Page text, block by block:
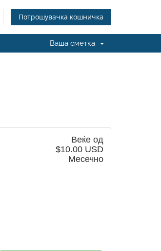
Потрошувачка кошничка
Ваша сметка
Веќе од
$10.00 USD
Месечно